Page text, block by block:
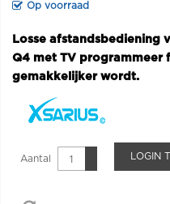
Op voorraad
Losse afstandsbediening
Q4 met TV programmeer
gemakkelijker wordt.
Aantal LOGIN